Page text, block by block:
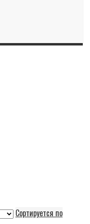
Сортируется по